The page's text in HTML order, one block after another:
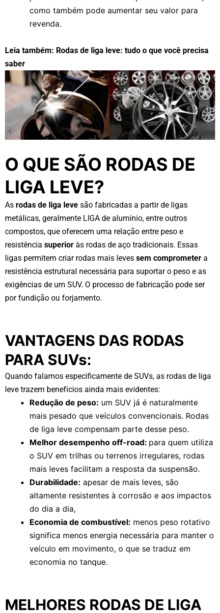
como também pode aumentar seu valor para
revenda.
Leia também: Rodas de liga leve: tudo o que você precisa
saber
O QUE SÃO RODAS DE
LIGA LEVE?
As rodas de liga leve são fabricadas a partir de ligas
metálicas, geralmente LIGA de alumínio, entre outros
compostos, que oferecem uma relação entre peso e
resistência superior às rodas de aço tradicionais. Essas
ligas permitem criar rodas mais leves sem comprometer a
resistência estrutural necessária para suportar o peso e as
exigências de um SUV. O processo de fabricação pode ser
por fundição ou forjamento.
VANTAGENS DAS RODAS
PARA SUVs:
Quando falamos especificamente de SUVs, as rodas de liga
leve trazem benefícios ainda mais evidentes:
Redução de peso: um SUV já é naturalmente
mais pesado que veículos convencionais. Rodas
de liga leve compensam parte desse peso.
Melhor desempenho off-road: para quem utiliza
o SUV em trilhas ou terrenos irregulares, rodas
mais leves facilitam a resposta da suspensão.
Durabilidade: apesar de mais leves, são
altamente resistentes à corrosão e aos impactos
do dia a dia,
Economia de combustível: menos peso rotativo
significa menos energia necessária para manter o
veículo em movimento, o que se traduz em
economia no tanque.
MELHORES RODAS DE LIGA